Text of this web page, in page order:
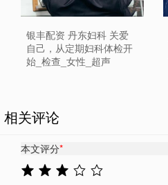
银丰配资 丹东妇科 关爱
自己，从定期妇科体检开
始_检查_女性_超声
相关评论
本文评分*